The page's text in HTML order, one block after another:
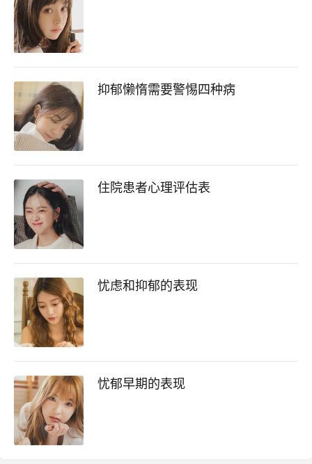
抑郁懒惰需要警惕四种病
住院患者心理评估表
忧虑和抑郁的表现
忧郁早期的表现